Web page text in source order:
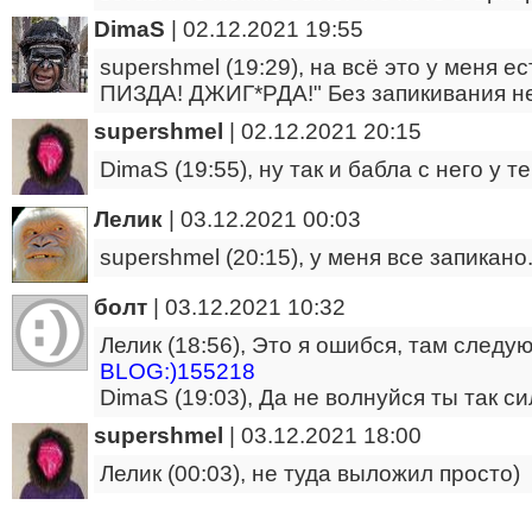
DimaS
02.12.2021 19:55
supershmel (19:29), на всё это у меня
ПИЗДА! ДЖИГ*РДА!" Без запикивания
supershmel
02.12.2021 20:15
DimaS (19:55), ну так и бабла с него у
Лелик
03.12.2021 00:03
supershmel (20:15), у меня все
болт
03.12.2021 10:32
Лелик (18:56), Это я ошибся, там
BLOG:)155218
DimaS (19:03), Да не волнуйся ты так
supershmel
03.12.2021 18:00
Лелик (00:03), не туда выложил просто)